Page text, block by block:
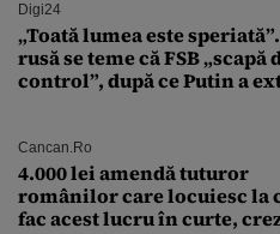
Digi24
„Toată lumea este
rusă se teme că FSB „scapă
control”, după ce Putin a
Cancan.ro
4.000 lei amendă tuturor
românilor care locuiesc la
fac acest lucru în curte,